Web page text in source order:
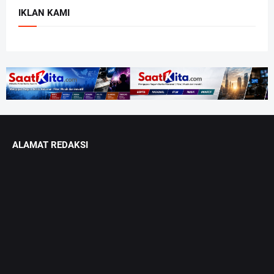
IKLAN KAMI
ALAMAT REDAKSI